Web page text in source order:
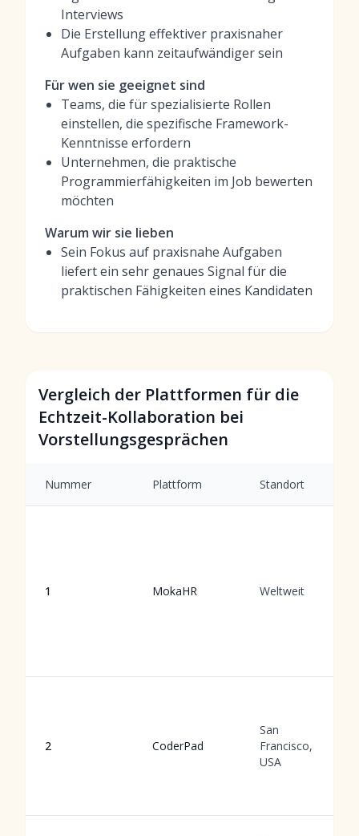
Interviews
Die Erstellung effektiver praxisnaher
Aufgaben kann zeitaufwändiger sein
Für wen sie geeignet sind
Teams, die für spezialisierte Rollen
einstellen, die spezifische Framework-
Kenntnisse erfordern
Unternehmen, die praktische
Programmierfähigkeiten im Job bewerten
möchten
Warum wir sie lieben
Sein Fokus auf praxisnahe Aufgaben
liefert ein sehr genaues Signal für die
praktischen Fähigkeiten eines Kandidaten
Vergleich der Plattformen für die
Echtzeit-Kollaboration bei
Vorstellungsgesprächen
Nummer Plattform Standort
1 MokaHR Weltweit
2 CoderPad
San
Francisco,
USA